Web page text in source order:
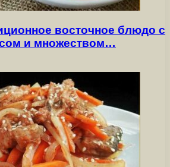
восточное блюдо с
и множеством…